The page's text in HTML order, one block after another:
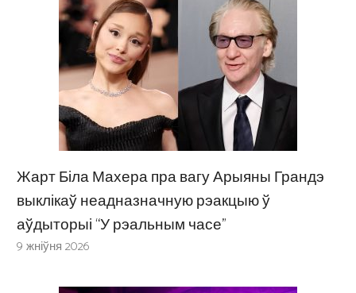
Жарт Біла Махера пра вагу Арыяны Грандэ
выклікаў неадназначную рэакцыю ў
аўдыторыі “У рэальным часе”
9 жніўня 2026